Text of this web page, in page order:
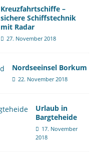
Kreuzfahrtschiffe –
sichere Schiffstechnik
mit Radar
27. November 2018
Nordseeinsel Borkum
22. November 2018
Urlaub in
Bargteheide
17. November
2018